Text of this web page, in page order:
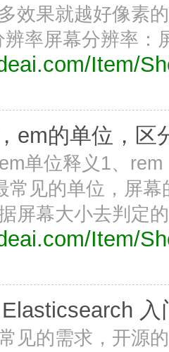
效果就越好像素
率屏幕分辨率：
Item/
em的单位，区
单位释义1、
常见的单位，屏
屏幕大小去判定
Item/
入
见的需求，开源